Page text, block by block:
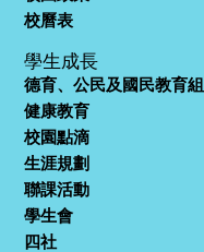
校曆表
學生成長
德育、公民及國民教育組
健康教育
校園點滴
生涯規劃
聯課活動
學生會
四社